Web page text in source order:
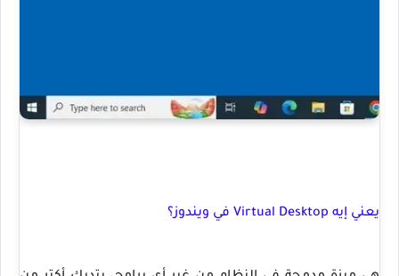
يعني إيه Virtual Desktop في ويندوز؟